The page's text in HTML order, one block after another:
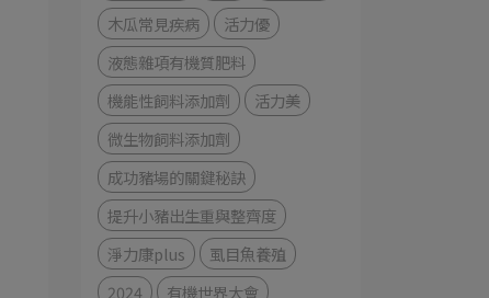
木瓜常見疾病
活力優
液態雜項有機質肥料
機能性飼料添加劑
活力美
微生物飼料添加劑
成功豬場的關鍵秘訣
提升小豬出生重與整齊度
淨力康plus
虱目魚養殖
2024
有機世界大會